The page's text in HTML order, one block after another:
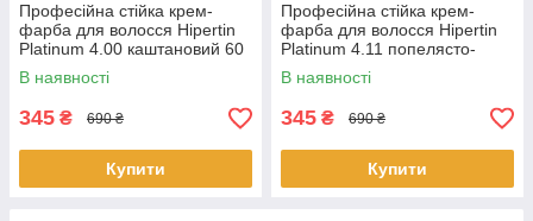
Професійна стійка крем-
фарба для волосся Hipertin
Platinum 4.00 каштановий 60
мл
В наявності
345 ₴ 690 ₴
Купити
Професійна стійка крем-
фарба для волосся Hipertin
Platinum 4.11 попелясто-
каштановий інтенсивний 60
мл
В наявності
345 ₴ 690 ₴
Купити